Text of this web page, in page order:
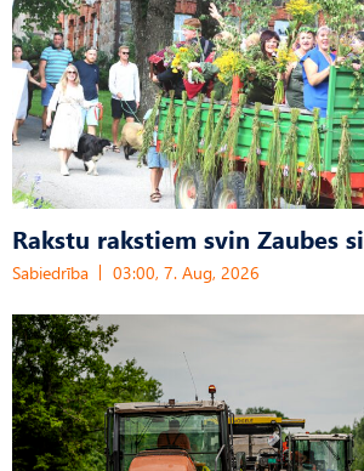
Rakstu rakstiem svin Zaubes
Sabiedrība 03:00, 7. Aug, 2026